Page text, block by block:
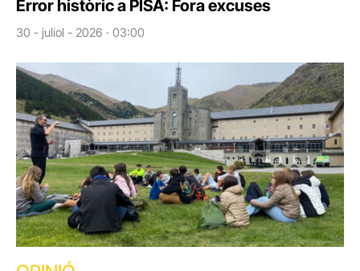
Error històric a PISA: Fora excuses
30 - juliol - 2026 · 03:00